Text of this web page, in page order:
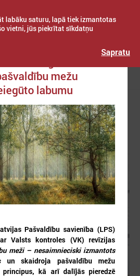
labāku saturu, lapā tiek izmantotas
vietni, jūs piekrītat sīkdatņu
Sapratu
novērtēt un
mežu
labumu
Pašvaldību savienība (LPS)
Valsts kontroles (VK) revīzijas
meži – nesaimnieciski izmantots
un skaidroja pašvaldību mežu
principus, kā arī dalījās pieredzē